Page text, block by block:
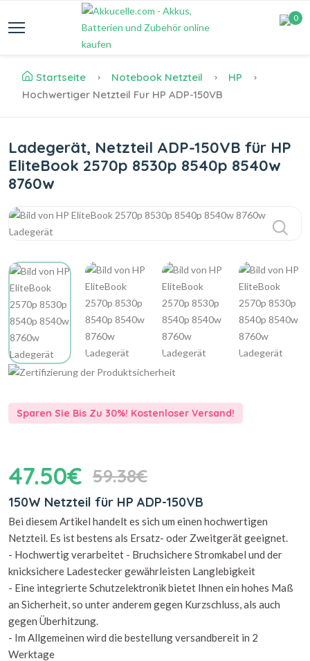
0
Startseite Notebook Netzteil
HP
Hochwertiger Netzteil Fur HP ADP-150VB
Ladegerät, Netzteil ADP-150VB für HP
EliteBook 2570p 8530p 8540p 8540w
8760w
Sparen Sie Bis Zu 30%! Kostenloser Versand!
47.50€ 59.38€
150W Netzteil für HP ADP-150VB
Bei diesem Artikel handelt es sich um einen hochwertigen
Netzteil. Es ist bestens als Ersatz- oder Zweitgerät geeignet.
- Hochwertig verarbeitet - Bruchsichere Stromkabel und der
knicksichere Ladestecker gewährleisten Langlebigkeit
- Eine integrierte Schutzelektronik bietet Ihnen ein hohes Maß
an Sicherheit, so unter anderem gegen Kurzschluss, als auch
gegen Überhitzung.
- Im Allgemeinen wird die bestellung versandbereit in 2
Werktage